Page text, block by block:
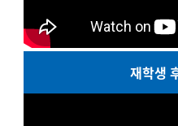
재학생